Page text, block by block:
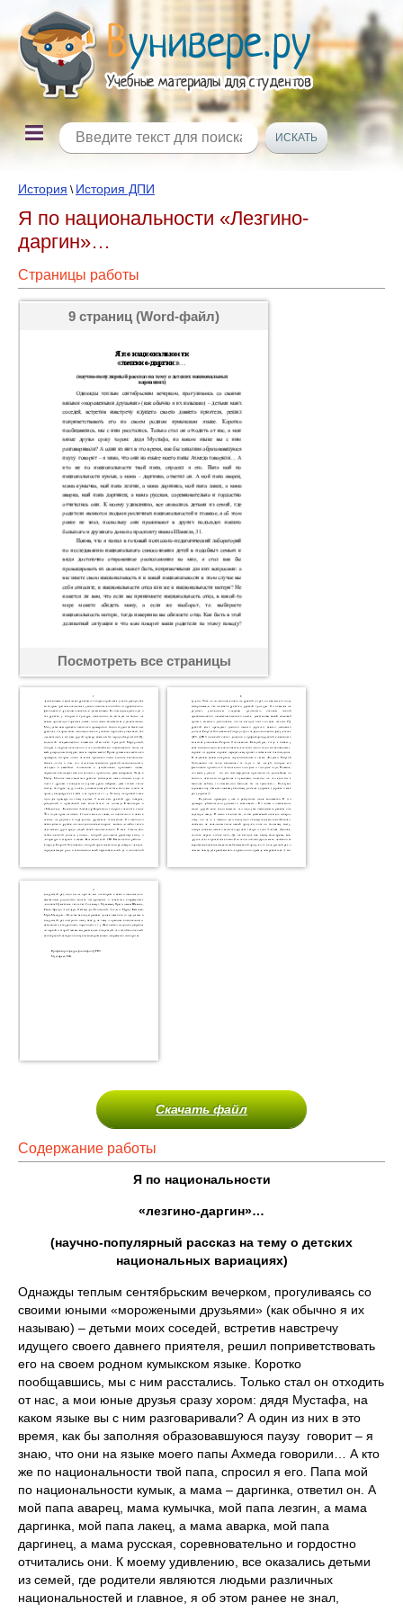
История \ История ДПИ
Я по национальности «Лезгино-
даргин»…
Страницы работы
9 страниц (Word-файл)
Посмотреть все страницы
Скачать файл
Содержание работы
Я по национальности
«лезгино-даргин»…
(научно-популярный рассказ на тему о детских
национальных вариациях)
Однажды теплым сентябрьским вечерком, прогуливаясь со
своими юными «морожеными друзьями» (как обычно я их
называю) – детьми моих соседей, встретив навстречу
идущего своего давнего приятеля, решил поприветствовать
его на своем родном кумыкском языке. Коротко
пообщавшись, мы с ним расстались. Только стал он отходить
от нас, а мои юные друзья сразу хором: дядя Мустафа, на
каком языке вы с ним разговаривали? А один из них в это
время, как бы заполняя образовавшуюся паузу говорит – я
знаю, что они на языке моего папы Ахмеда говорили… А кто
же по национальности твой папа, спросил я его. Папа мой
по национальности кумык, а мама – даргинка, ответил он. А
мой папа аварец, мама кумычка, мой папа лезгин, а мама
даргинка, мой папа лакец, а мама аварка, мой папа
даргинец, а мама русская, соревновательно и гордостно
отчитались они. К моему удивлению, все оказались детьми
из семей, где родители являются людьми различных
национальностей и главное, я об этом ранее не знал,